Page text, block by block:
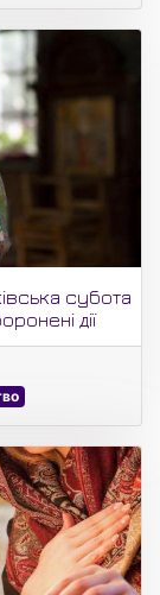
субота
дії